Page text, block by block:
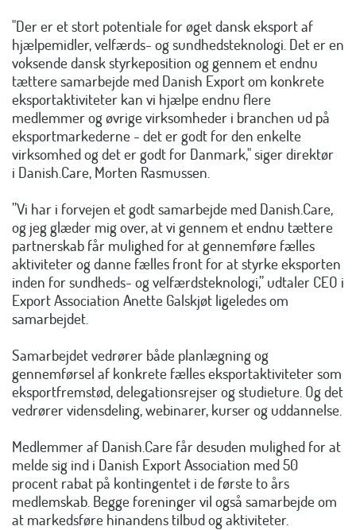
"Der er et stort potentiale for øget dansk eksport af
hjælpemidler, velfærds- og sundhedsteknologi. Det er en
voksende dansk styrkeposition og gennem et endnu
tættere samarbejde med Danish Export om konkrete
eksportaktiviteter kan vi hjælpe endnu flere
medlemmer og øvrige virksomheder i branchen ud på
eksportmarkederne - det er godt for den enkelte
virksomhed og det er godt for Danmark," siger direktør
i Danish.Care, Morten Rasmussen.
”Vi har i forvejen et godt samarbejde med Danish.Care,
og jeg glæder mig over, at vi gennem et endnu tættere
partnerskab får mulighed for at gennemføre fælles
aktiviteter og danne fælles front for at styrke eksporten
inden for sundheds- og velfærdsteknologi,” udtaler CEO i
Export Association Anette Galskjøt ligeledes om
samarbejdet.
Samarbejdet vedrører både planlægning og
gennemførsel af konkrete fælles eksportaktiviteter som
eksportfremstød, delegationsrejser og studieture. Og det
vedrører vidensdeling, webinarer, kurser og uddannelse.
Medlemmer af Danish.Care får desuden mulighed for at
melde sig ind i Danish Export Association med 50
procent rabat på kontingentet i de første to års
medlemskab. Begge foreninger vil også samarbejde om
at markedsføre hinandens tilbud og aktiviteter.